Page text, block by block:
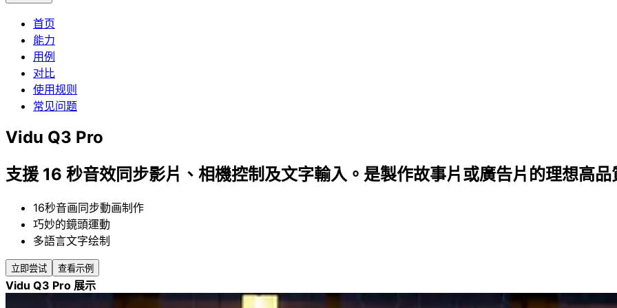
首页
能力
用例
对比
使用规则
常见问题
Vidu Q3 Pro
支援 16 秒音效同步影片、相機控制及文字輸入。是製作故事片或廣告片的理想高品
16秒音画同步動画制作
巧妙的鏡頭運動
多語言文字绘制
立即尝试 查看示例
Vidu Q3 Pro 展示